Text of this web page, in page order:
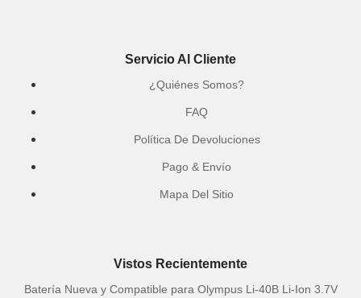
Servicio Al Cliente
¿Quiénes Somos?
FAQ
Política De Devoluciones
Pago & Envío
Mapa Del Sitio
Vistos Recientemente
Batería Nueva y Compatible para Olympus Li-40B Li-Ion 3.7V